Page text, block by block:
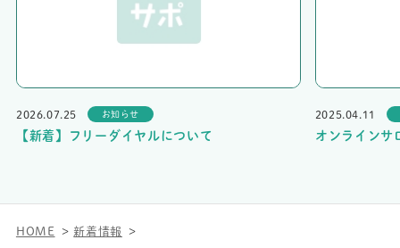
2026.07.25 お知らせ
【新着】フリーダイヤルについて
2025.04.11
オンラインサ
HOME
新着情報